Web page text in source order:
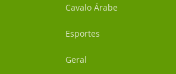
Cavalo Árabe
Esportes
Geral